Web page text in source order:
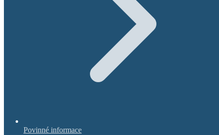
Povinné informace